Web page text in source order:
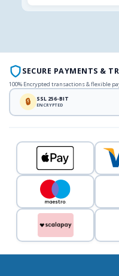
SECURE PAYMENTS &
100% Encrypted transactions & flexible
🔒 SSL 256-BIT
ENCRYPTED